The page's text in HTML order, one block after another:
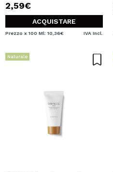
2,59€
ACQUISTARE
Prezzo x 100 Ml: 10,36€ IVA Incl.
Naturale